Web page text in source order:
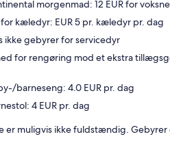
morgenmad: 12 EUR for
kæledyr: EUR 5 pr. kæledyr pr. dag
ikke gebyrer for servicedyr
for rengøring mod et ekstra
barneseng: 4.0 EUR pr. dag
4 EUR pr. dag
er muligvis ikke fuldstændig.